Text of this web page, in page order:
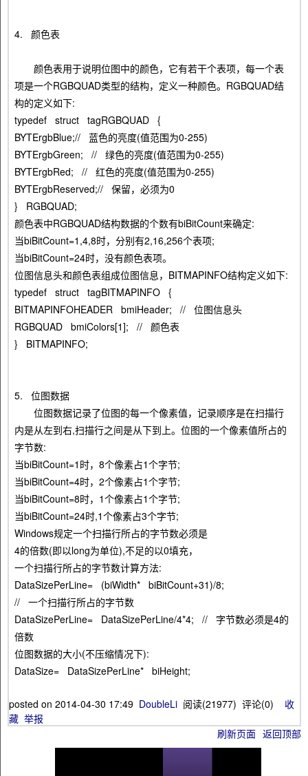
4. 颜色表
颜色表用于说明位图中的颜色，它有若干个表项，每一个表
项是一个RGBQUAD类型的结构，定义一种颜色。RGBQUAD结
构的定义如下:
typedef struct tagRGBQUAD {
BYTErgbBlue;// 蓝色的亮度(值范围为0-255)
BYTErgbGreen; // 绿色的亮度(值范围为0-255)
BYTErgbRed; // 红色的亮度(值范围为0-255)
BYTErgbReserved;// 保留，必须为0
} RGBQUAD;
颜色表中RGBQUAD结构数据的个数有biBitCount来确定:
当biBitCount=1,4,8时，分别有2,16,256个表项;
当biBitCount=24时，没有颜色表项。
位图信息头和颜色表组成位图信息，BITMAPINFO结构定义如下:
typedef struct tagBITMAPINFO {
BITMAPINFOHEADER bmiHeader; // 位图信息头
RGBQUAD bmiColors[1]; // 颜色表
} BITMAPINFO;
5. 位图数据
位图数据记录了位图的每一个像素值，记录顺序是在扫描行
内是从左到右,扫描行之间是从下到上。位图的一个像素值所占的
字节数:
当biBitCount=1时，8个像素占1个字节;
当biBitCount=4时，2个像素占1个字节;
当biBitCount=8时，1个像素占1个字节;
当biBitCount=24时,1个像素占3个字节;
Windows规定一个扫描行所占的字节数必须是
4的倍数(即以long为单位),不足的以0填充，
一个扫描行所占的字节数计算方法:
DataSizePerLine= (biWidth* biBitCount+31)/8;
// 一个扫描行所占的字节数
DataSizePerLine= DataSizePerLine/4*4; // 字节数必须是4的
倍数
位图数据的大小(不压缩情况下):
DataSize= DataSizePerLine* biHeight;
posted on 2014-04-30 17:49 DoubleLi 阅读(21977) 评论(0) 收
藏 举报
刷新页面 返回顶部